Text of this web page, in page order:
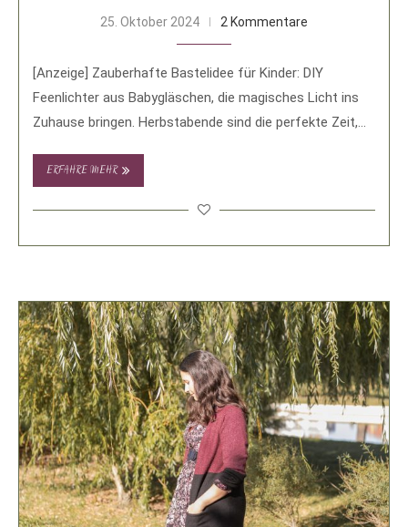
25. Oktober 2024 2 Kommentare
[Anzeige] Zauberhafte Bastelidee für Kinder: DIY
Feenlichter aus Babygläschen, die magisches Licht ins
Zuhause bringen. Herbstabende sind die perfekte Zeit,
ERFAHRE MEHR